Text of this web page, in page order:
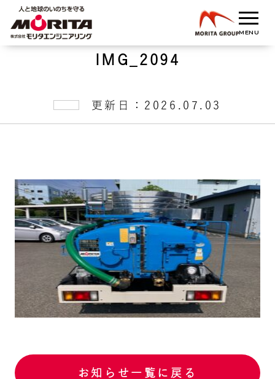
IMG_2094
更新日：2026.07.03
お知らせ一覧に戻る